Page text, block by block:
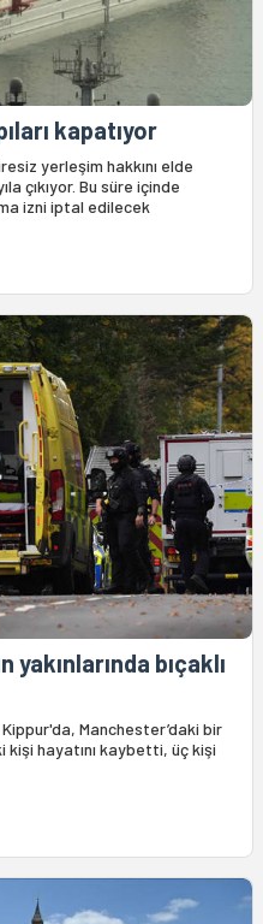
kapatıyor
yerleşim hakkını elde
çıkıyor. Bu süre içinde
izni iptal edilecek
bıçaklı
Manchester’daki bir
kişi hayatını kaybetti, üç kişi